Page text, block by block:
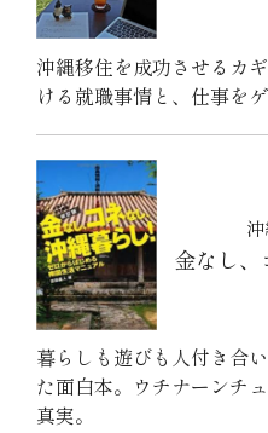
沖縄移住を成功させるカ
ける就職事情と、仕事を
金なし、
暮らしも遊びも人付き合
た面白本。ウチナーンチ
真実。